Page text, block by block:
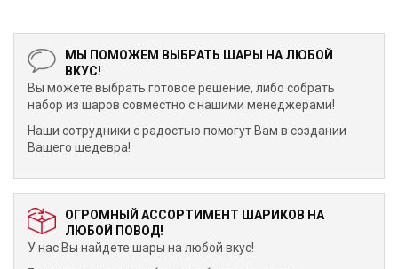
МЫ ПОМОЖЕМ ВЫБРАТЬ ШАРЫ НА ЛЮБОЙ
ВКУС!
Вы можете выбрать готовое решение, либо собрать
набор из шаров совместно с нашими менеджерами!
Наши сотрудники с радостью помогут Вам в создании
Вашего шедевра!
ОГРОМНЫЙ АССОРТИМЕНТ ШАРИКОВ НА
ЛЮБОЙ ПОВОД!
У нас Вы найдете шары на любой вкус!